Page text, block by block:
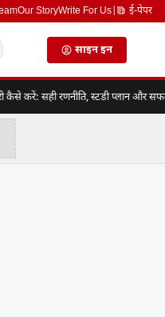
Our StoryWrite For Us ई-पेपर
साइन इन
करें: सही रणनीति, स्टडी प्लान और